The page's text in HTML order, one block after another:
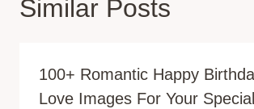
Similar Posts
100+ Romantic Happy
Love Images For Your Special